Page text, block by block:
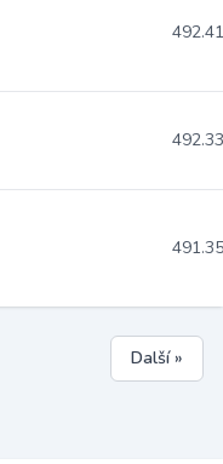
492.41
492.33
491.35
Další »